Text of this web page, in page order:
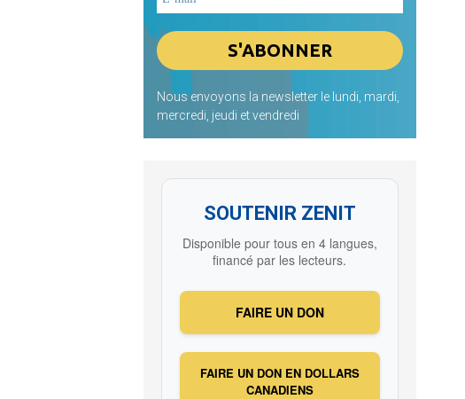
Nous envoyons la newsletter le lundi, mardi,
mercredi, jeudi et vendredi
SOUTENIR ZENIT
Disponible pour tous en 4 langues,
financé par les lecteurs.
FAIRE UN DON
FAIRE UN DON EN DOLLARS
CANADIENS